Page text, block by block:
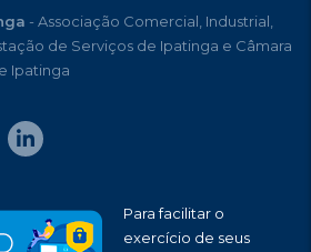
- Associação Comercial, Industrial,
de Serviços de Ipatinga e Câmara
Ipatinga
Para facilitar o
exercício de seus